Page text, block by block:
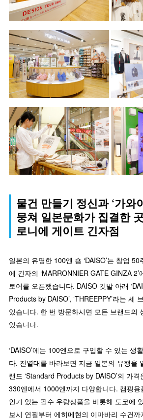
물건 만들기 정신과 ‘가와
뭉쳐 일본문화가 집결한
로니에 게이트 긴자점
일본의 유명한 100엔 숍 ‘DAISO’는 창업
에 긴자의 ‘MARRONNIER GATE GINZA
토어를 오픈했습니다. DAISO 깃발 아래
Products by DAISO’, ‘THREEPPY’라는 세
있습니다. 한 번 방문하시면 모든 브랜드의
있습니다.
‘DAISO’에는 100엔으로 구입할 수 있는 생
다. 진열대를 바라보면 지금 일본의 유행을
랜드 ‘Standard Products by DAISO’의 가
330엔에서 1000엔까지 다양합니다. 캠핑
인기 있는 필수 우량상품을 비롯해 도쿄에
보시 연필부터 에히메현의 이마바리 수건